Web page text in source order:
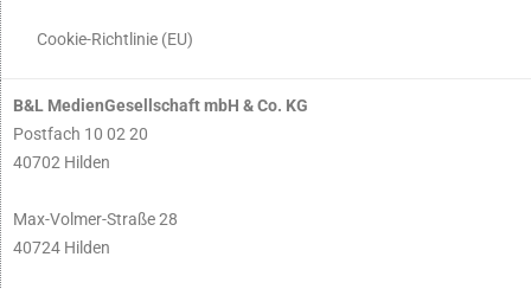
Cookie-Richtlinie (EU)
B&L MedienGesellschaft mbH & Co. KG
Postfach 10 02 20
40702 Hilden
Max-Volmer-Straße 28
40724 Hilden